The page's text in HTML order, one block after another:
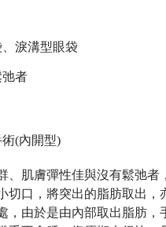
淚溝型眼袋
弛者
(內開型)
、肌膚彈性佳與沒有鬆弛者
切口，將突出的脂肪取出，
，由於是由內部取出脂肪，